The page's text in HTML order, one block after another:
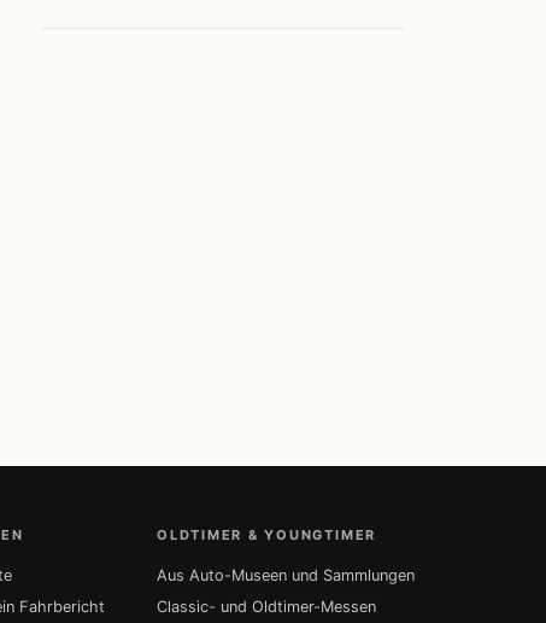
Fahrbericht
OLDTIMER & YOUNGTIMER
Aus Auto-Museen und Sammlungen
Classic- und Oldtimer-Messen